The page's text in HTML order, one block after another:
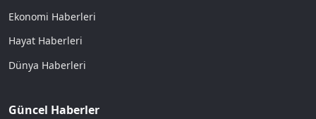
Ekonomi Haberleri
Hayat Haberleri
Dünya Haberleri
Güncel Haberler